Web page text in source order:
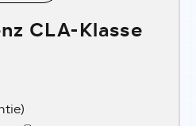
CLA-Klasse